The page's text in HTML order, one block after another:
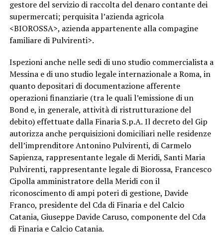
gestore del servizio di raccolta del denaro contante dei
supermercati; perquisita l’azienda agricola
<BIOROSSA>, azienda appartenente alla compagine
familiare di Pulvirenti>.
Ispezioni anche nelle sedi di uno studio commercialista a
Messina e di uno studio legale internazionale a Roma, in
quanto depositari di documentazione afferente
operazioni finanziarie (tra le quali l’emissione di un
Bond e, in generale, attività di ristrutturazione del
debito) effettuate dalla Finaria S.p.A. Il decreto del Gip
autorizza anche perquisizioni domiciliari nelle residenze
dell’imprenditore Antonino Pulvirenti, di Carmelo
Sapienza, rappresentante legale di Meridi, Santi Maria
Pulvirenti, rappresentante legale di Biorossa, Francesco
Cipolla amministratore della Meridi con il
riconoscimento di ampi poteri di gestione, Davide
Franco, presidente del Cda di Finaria e del Calcio
Catania, Giuseppe Davide Caruso, componente del Cda
di Finaria e Calcio Catania.